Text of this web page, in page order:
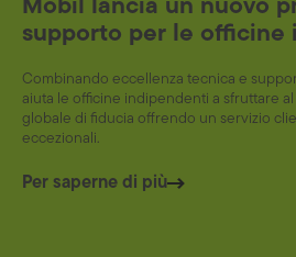
Mobil lancia un nuovo
supporto per le officine
Combinando eccellenza tecnica e
aiuta le officine indipendenti a sfruttare
globale di fiducia offrendo un servizio
eccezionali.
Per saperne di più